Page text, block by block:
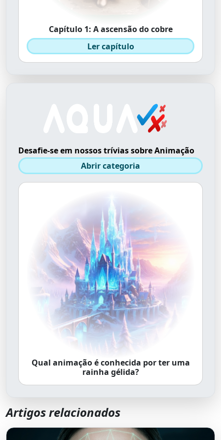
Capítulo 1: A ascensão do cobre
Ler capítulo
Desafie-se em nossos trívias sobre Animação
Abrir categoria
Qual animação é conhecida por ter uma
rainha gélida?
Artigos relacionados